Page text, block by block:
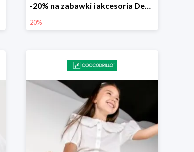
-20% na zabawki i akcesoria Deglingos
20%